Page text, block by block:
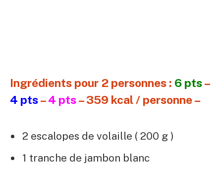
Ingrédients pour 2 personnes : 6 pts–
4 pts–4 pts– 359 kcal / personne –
2 escalopes de volaille ( 200 g )
1 tranche de jambon blanc